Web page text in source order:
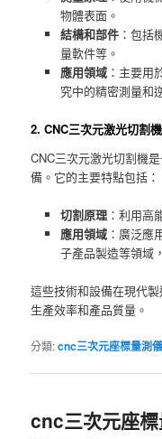
物體表面。
結構和部件：包括
量軟件等。
應用領域：主要用
究中的精密測量和
2. CNC三次元激光切割
CNC三次元激光切割機
備。它的主要特點包括：
切割原理：利用高
應用領域：廣泛應
子產品製造等領域
這些技術和設備在現代
生產效率和產品質量。
分類:cnc三次元座標量測
cnc三次元座